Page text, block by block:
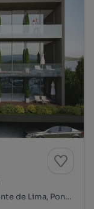
Rua General Norton de Matos, Arca e Ponte de Lima, Ponte de Lima, Viana do Castelo